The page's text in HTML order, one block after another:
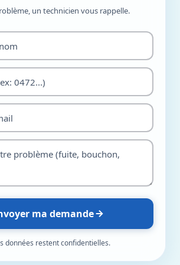
un technicien vous rappelle.
ma demande
données restent confidentielles.